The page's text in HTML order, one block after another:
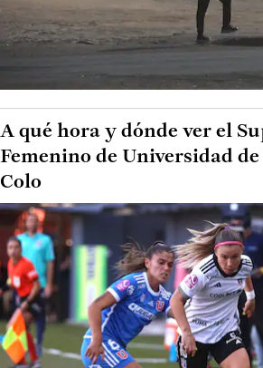
A qué hora y dónde ver el
Femenino de Universidad
Colo